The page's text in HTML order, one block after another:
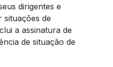
dirigentes e
situações de
a assinatura de
de situação de